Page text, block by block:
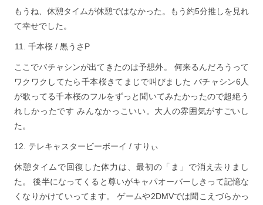
もうね、休憩タイムが休憩ではなかった。もう約5分推しを見れ
て幸せでした。
千本桜 / 黒うさP
ここでバチャシンが出てきたのは予想外。 何来るんだろうって
ワクワクしてたら千本桜きてまじで叫びました バチャシン6人
が歌ってる千本桜のフルをずっと聞いてみたかったので超絶う
れしかったです みんなかっこいい。大人の雰囲気がすごいし
た。
テレキャスタービーボーイ / すりぃ
休憩タイムで回復した体力は、最初の「ま」で消え去りまし
た。 後半になってくると尊いがキャパオーバーしきって記憶な
くなりかけていってます。 ゲームや2DMVでは聞こえづらかっ